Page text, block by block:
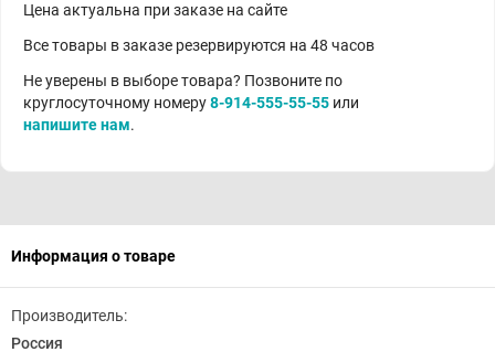
Цена актуальна при заказе на сайте
Все товары в заказе резервируются на 48 часов
Не уверены в выборе товара? Позвоните по
круглосуточному номеру8-914-555-55-55 или
напишите нам.
Информация о товаре
Производитель:
Россия